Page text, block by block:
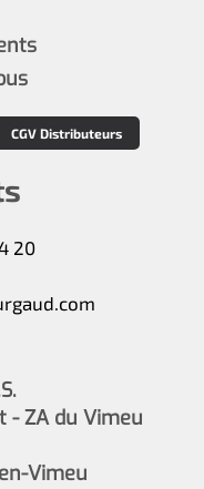
CGV Distributeurs
20
- ZA du Vimeu
Vimeu